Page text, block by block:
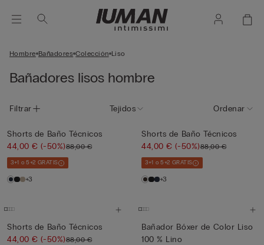
Hombre Bañadores Colección Liso
Bañadores lisos hombre
Filtrar Tejidos Ordenar
Shorts de Baño Técnicos
44,00 €(-50%)88,00 €
3+1 o 5+2 GRATIS
+3
Shorts de Baño Técnicos
44,00 €(-50%)88,00 €
3+1 o 5+2 GRATIS
+3
Shorts de Baño Técnicos
44,00 €(-50%)88,00 €
Bañador Bóxer de Color Liso
100 % Lino